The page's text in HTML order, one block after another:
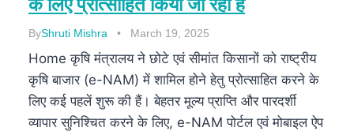
ByShruti Mishra March 19, 2025
Home कृषि मंत्रालय ने छोटे एवं सीमांत किसानों को राष्ट्रीय
कृषि बाजार (e-NAM) में शामिल होने हेतु प्रोत्साहित करने के
लिए कई पहलें शुरू की हैं। बेहतर मूल्य प्राप्ति और पारदर्शी
व्यापार सुनिश्चित करने के लिए, e-NAM पोर्टल एवं मोबाइल ऐप